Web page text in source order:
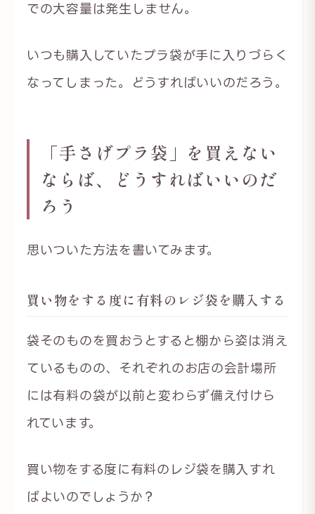
での大容量は発生しません。
いつも購入していたプラ袋が手に入りづらく
なってしまった。どうすればいいのだろう。
「手さげプラ袋」を買えない
ならば、どうすればいいのだ
ろう
思いついた方法を書いてみます。
買い物をする度に有料のレジ袋を購入する
袋そのものを買おうとすると棚から姿は消え
ているものの、それぞれのお店の会計場所
には有料の袋が以前と変わらず備え付けら
れています。
買い物をする度に有料のレジ袋を購入すれ
ばよいのでしょうか？